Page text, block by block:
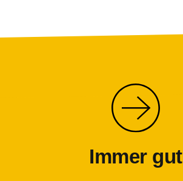
Immer gut